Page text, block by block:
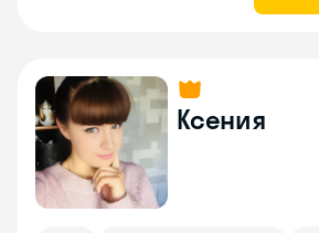
Ксения